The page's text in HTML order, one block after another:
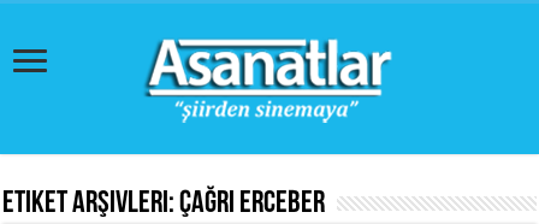
Etiket Arşivleri:Çağrı Erceber